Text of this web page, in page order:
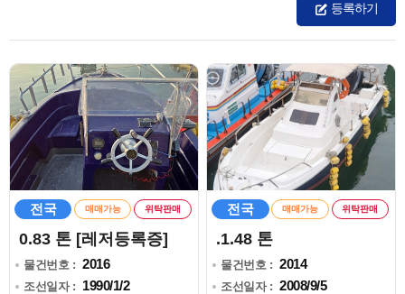
등록하기
전국 매매가능 위탁판매
0.83 톤 [레저등록증]
물건번호 : 2016
조선일자 : 1990/1/2
전국 매매가능 위탁판매
.1.48 톤
물건번호 : 2014
조선일자 : 2008/9/5